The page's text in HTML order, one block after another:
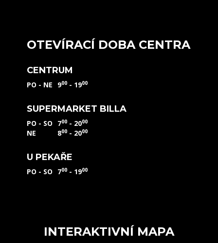
OTEVÍRACÍ DOBA CENTRA
CENTRUM
PO - NE 900 - 1900
SUPERMARKET BILLA
PO - SO 700 - 2000
NE 800 - 2000
U PEKAŘE
PO - SO 700 - 1900
INTERAKTIVNÍ MAPA